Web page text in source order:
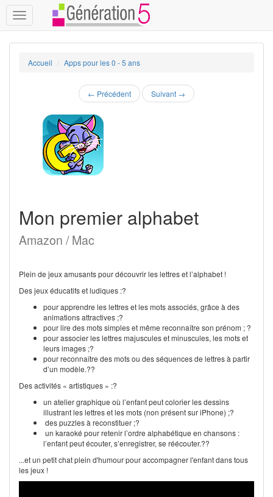
Toggle
navigation
Accueil Apps pour les 0 - 5 ans
← Précédent Suivant →
Mon premier alphabet
Amazon / Mac
Plein de jeux amusants pour découvrir les lettres et l’alphabet !
Des jeux éducatifs et ludiques :?
pour apprendre les lettres et les mots associés, grâce à des
animations attractives ;?
pour lire des mots simples et même reconnaître son prénom ; ?
pour associer les lettres majuscules et minuscules, les mots et
leurs images ;?
pour reconnaître des mots ou des séquences de lettres à partir
d’un modèle.??
Des activités « artistiques » :?
un atelier graphique où l’enfant peut colorier les dessins
illustrant les lettres et les mots (non présent sur iPhone) ;?
des puzzles à reconstituer ;?
un karaoké pour retenir l’ordre alphabétique en chansons :
l’enfant peut écouter, s’enregistrer, se réécouter.??
...et un petit chat plein d'humour pour accompagner l'enfant dans tous
les jeux !